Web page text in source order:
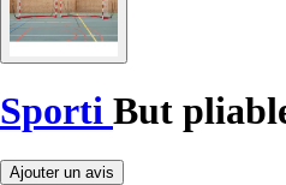
Sporti But
Ajouter un avis